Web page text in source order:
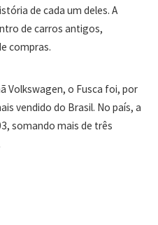
de cada um deles. A
de carros antigos,
compras.
Volkswagen, o Fusca foi, por
vendido do Brasil. No país, a
somando mais de três